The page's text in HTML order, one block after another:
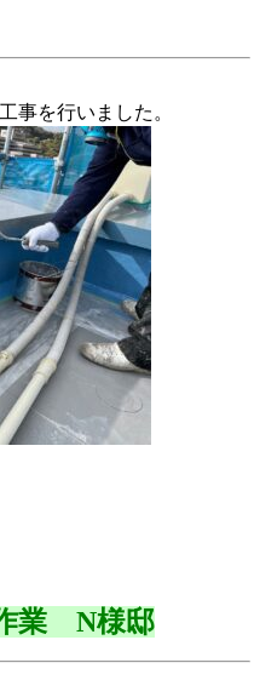
事を行いました。
業 N様邸